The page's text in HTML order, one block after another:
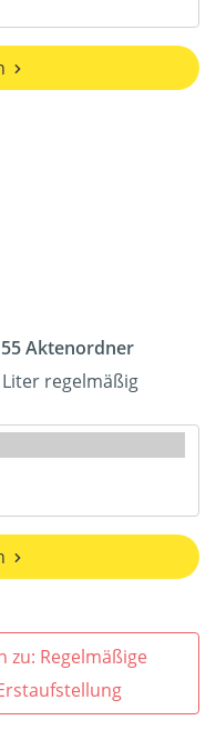
Aktenordner
regelmäßig
Regelmäßige